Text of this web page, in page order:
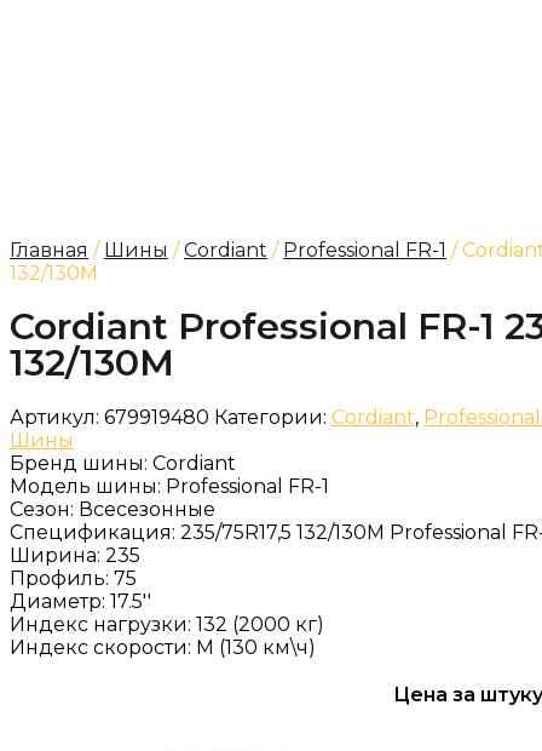
Главная / Шины /Cordiant / Professional FR-1 /
132/130M
Cordiant Professional FR-1
132/130M
Артикул: 679919480 Категории: Cordiant, Professional
Шины
Бренд шины: Cordiant
Модель шины: Professional FR-1
Сезон: Всесезонные
Спецификация: 235/75R17,5 132/130M Professional
Ширина: 235
Профиль: 75
Диаметр: 17.5''
Индекс нагрузки: 132 (2000 кг)
Индекс скорости: M (130 км\ч)
Цена за